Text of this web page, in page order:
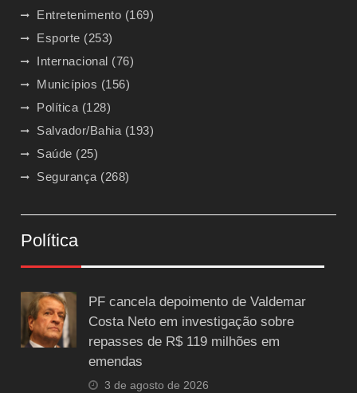
Entretenimento (169)
Esporte (253)
Internacional (76)
Municípios (156)
Política (128)
Salvador/Bahia (193)
Saúde (25)
Segurança (268)
Política
PF cancela depoimento de Valdemar
Costa Neto em investigação sobre
repasses de R$ 119 milhões em
emendas
3 de agosto de 2026